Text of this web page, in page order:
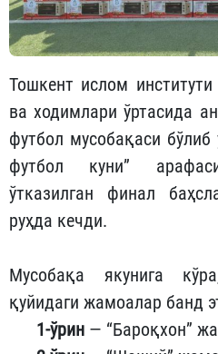
Тошкент ислом
ва ходимлари ўртасида
футбол мусобақаси
футбол куни”
ўтказилган финал
руҳда кечди.
Мусобақа якунига
қуйидаги жамоалар банд
1-ўрин — “Бароқхон”